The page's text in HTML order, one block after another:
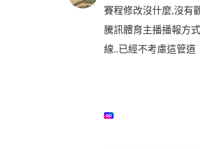
賽程修改沒什麼,沒有
騰訊體育主播播報方
線..已經不考慮這管道